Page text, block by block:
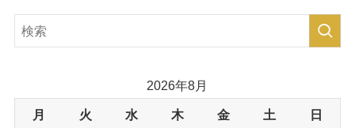
2026年8月
月 火 水 木 金 土 日